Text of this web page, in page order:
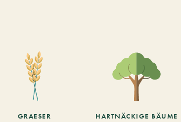
GRAESER
HARTNÄCKIGE BÄUME